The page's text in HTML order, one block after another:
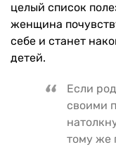
целый список
женщина
себе и станет
детей.
Если
своими
тому же